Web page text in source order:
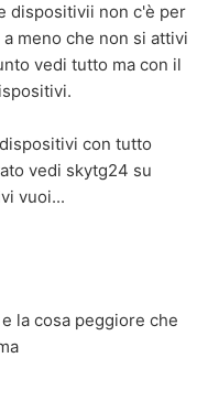
dispositivii non c'è per
meno che non si attivi
vedi tutto ma con il
con tutto
vedi skytg24 su
vuoi...
la cosa peggiore che